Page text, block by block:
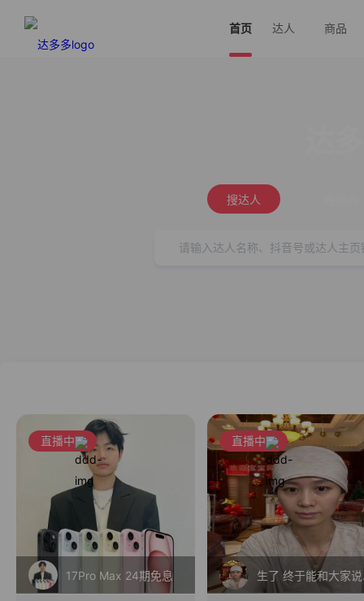
首页 达人 商品
搜达人
直播中
17Pro Max 24期免息
直播中
生